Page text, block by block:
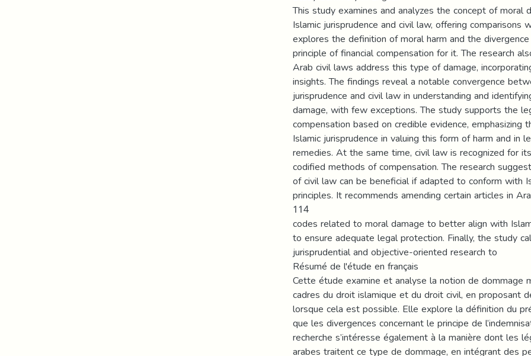
This study examines and analyzes the concept of moral
Islamic jurisprudence and civil law, offering comparisons
explores the definition of moral harm and the
principle of financial compensation for it. The research
Arab civil laws address this type of damage,
insights. The findings reveal a notable convergence
jurisprudence and civil law in understanding and
damage, with few exceptions. The study supports the
compensation based on credible evidence, emphasizing
Islamic jurisprudence in valuing this form of harm and in
remedies. At the same time, civil law is recognized for
codified methods of compensation. The research
of civil law can be beneficial if adapted to conform with
principles. It recommends amending certain articles in
114
codes related to moral damage to better align with
to ensure adequate legal protection. Finally, the study
jurisprudential and objective-oriented research to
Résumé de l'étude en français
Cette étude examine et analyse la notion de dommage
cadres du droit islamique et du droit civil, en proposant
lorsque cela est possible. Elle explore la définition du
que les divergences concernant le principe de
recherche s’intéresse également à la manière dont les
arabes traitent ce type de dommage, en intégrant des